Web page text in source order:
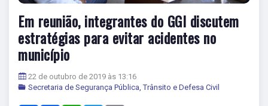
Em reunião, integrantes do GGI discutem
estratégias para evitar acidentes no
município
22 de outubro de 2019 às 13:16
Secretaria de Segurança Pública, Trânsito e Defesa Civil